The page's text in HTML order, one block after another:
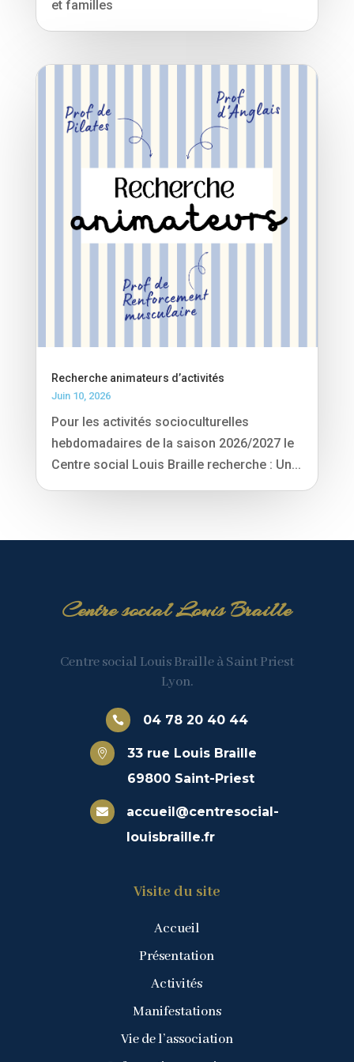
et familles
Recherche animateurs d’activités
Juin 10, 2026
Pour les activités socioculturelles
hebdomadaires de la saison 2026/2027 le
Centre social Louis Braille recherche : Un...
Centre social Louis Braille
Centre social Louis Braille à Saint Priest
Lyon.
 04 78 20 40 44

33 rue Louis Braille
69800 Saint-Priest

accueil@centresocial-
louisbraille.fr
Visite du site
Accueil
Présentation
Activités
Manifestations
Vie de l’association